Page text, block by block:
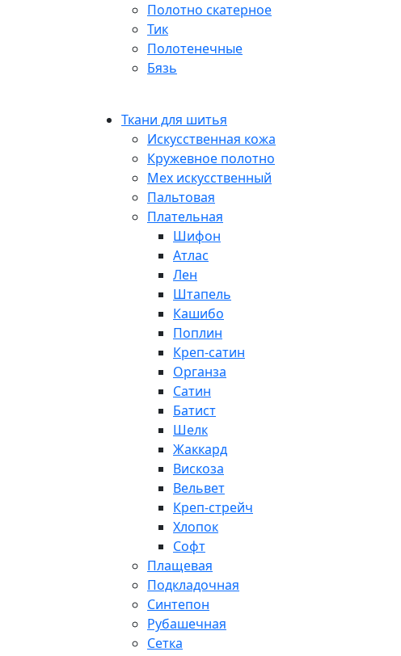
Полотно скатерное
Тик
Полотенечные
Бязь
Ткани для шитья
Искусственная кожа
Кружевное полотно
Мех искусственный
Пальтовая
Плательная
Шифон
Атлас
Лен
Штапель
Кашибо
Поплин
Креп-сатин
Органза
Сатин
Батист
Шелк
Жаккард
Вискоза
Вельвет
Креп-стрейч
Хлопок
Софт
Плащевая
Подкладочная
Синтепон
Рубашечная
Сетка